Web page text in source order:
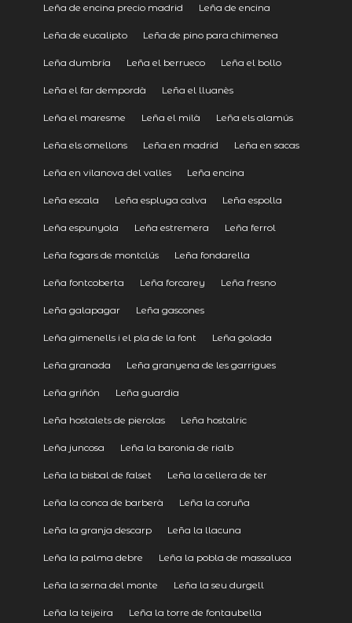
Leña de encina precio madrid Leña de encina
Leña de eucalipto Leña de pino para chimenea
Leña dumbría Leña el berrueco Leña el bollo
Leña el far dempordà Leña el lluanès
Leña el maresme Leña el milà Leña els alamús
Leña els omellons Leña en madrid Leña en sacas
Leña en vilanova del valles Leña encina
Leña escala Leña espluga calva Leña espolla
Leña espunyola Leña estremera Leña ferrol
Leña fogars de montclús Leña fondarella
Leña fontcoberta Leña forcarey Leña fresno
Leña galapagar Leña gascones
Leña gimenells i el pla de la font Leña golada
Leña granada Leña granyena de les garrigues
Leña griñón Leña guardia
Leña hostalets de pierolas Leña hostalric
Leña juncosa Leña la baronia de rialb
Leña la bisbal de falset Leña la cellera de ter
Leña la conca de barberà Leña la coruña
Leña la granja descarp Leña la llacuna
Leña la palma debre Leña la pobla de massaluca
Leña la serna del monte Leña la seu durgell
Leña la teijeira Leña la torre de fontaubella